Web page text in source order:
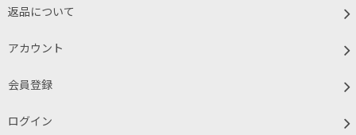
返品について
アカウント
会員登録
ログイン